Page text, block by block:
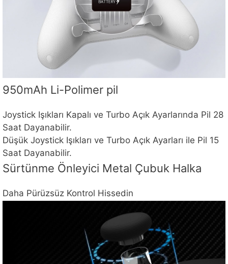
950mAh Li-Polimer pil
Joystick Işıkları Kapalı ve Turbo Açık Ayarlarında Pil 28
Saat Dayanabilir.
Düşük Joystick Işıkları ve Turbo Açık Ayarları ile Pil 15
Saat Dayanabilir.
Sürtünme Önleyici Metal Çubuk Halka
Daha Pürüzsüz Kontrol Hissedin